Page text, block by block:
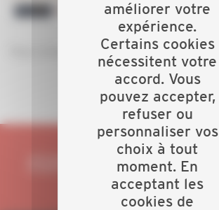
je clique ICI
améliorer votre
expérience.
Certains cookies
nécessitent votre
accord. Vous
pouvez accepter,
refuser ou
personnaliser vos
choix à tout
moment. En
acceptant les
cookies de